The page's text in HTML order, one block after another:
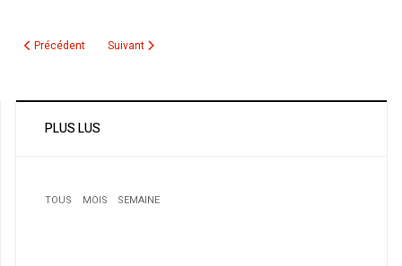
Article précédent : Résultat du tirage des livres "Yasmina Khadra - Ce que
Précédent Article suivant : Directions
Suivant
PLUS LUS
TOUS MOIS SEMAINE